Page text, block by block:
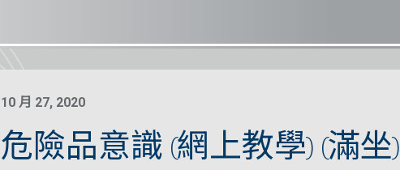
10 月 27, 2020
危險品意識 (網上教學) (滿坐)